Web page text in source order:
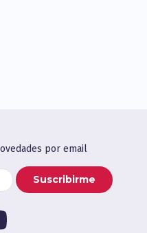
por email